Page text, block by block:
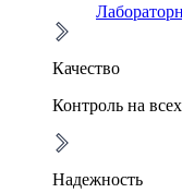
Качество
Контроль на
Надежность